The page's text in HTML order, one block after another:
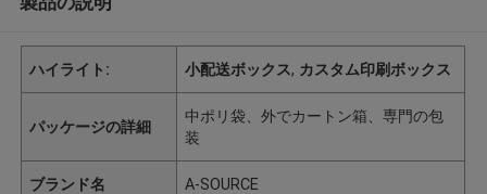
ハイライト: 小配送ボックス, カスタム印刷ボックス
パッケージの詳細
中ポリ袋、外でカートン箱、専門の包
装
ブランド名 A-SOURCE